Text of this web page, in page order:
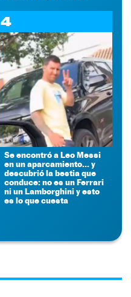
4
Se encontró a Leo Messi
en un aparcamiento... y
descubrió la bestia que
conduce: no es un Ferrari
ni un Lamborghini y esto
es lo que cuesta